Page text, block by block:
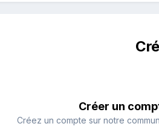
Créer un
Créez un compte sur notre